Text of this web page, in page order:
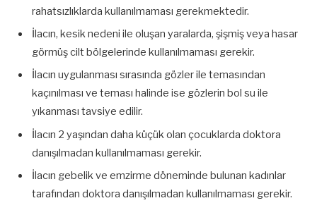
rahatsızlıklarda kullanılmaması gerekmektedir.
İlacın, kesik nedeni ile oluşan yaralarda, şişmiş veya hasar
görmüş cilt bölgelerinde kullanılmaması gerekir.
İlacın uygulanması sırasında gözler ile temasından
kaçınılması ve teması halinde ise gözlerin bol su ile
yıkanması tavsiye edilir.
İlacın 2 yaşından daha küçük olan çocuklarda doktora
danışılmadan kullanılmaması gerekir.
İlacın gebelik ve emzirme döneminde bulunan kadınlar
tarafından doktora danışılmadan kullanılmaması gerekir.